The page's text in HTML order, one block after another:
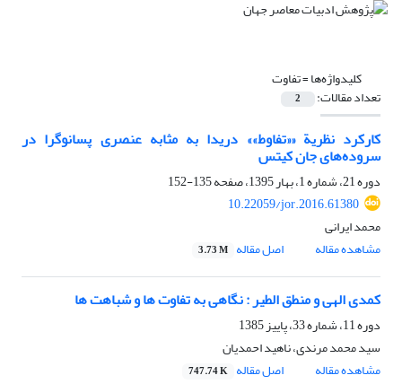
کلیدواژه‌ها =تفاوت
تعداد مقالات: 2
کارکرد نظریة ««تفاوط»» دریدا به مثابه عنصری پسانوگرا در
سروده‌های جان کیتس
دوره 21، شماره 1، بهار 1395، صفحه
135-152
10.22059/jor.2016.61380
محمد ایرانی
مشاهده مقاله
اصل مقاله 3.73 M
کمدی الهی و منطق الطیر : نگاهی به تفاوت ها و شباهت ها
دوره 11، شماره 33، پاییز 1385
سید محمد مرندی، ناهید احمدیان
مشاهده مقاله
اصل مقاله 747.74 K